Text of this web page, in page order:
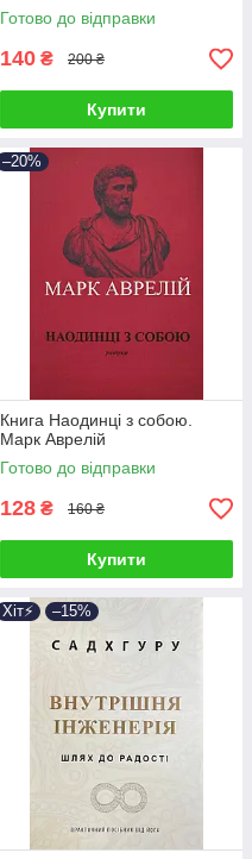
Готово до відправки
140 ₴ 200 ₴
Купити
–20%
Книга Наодинці з собою.
Марк Аврелій
Готово до відправки
128 ₴ 160 ₴
Купити
Хіт⚡️ –15%